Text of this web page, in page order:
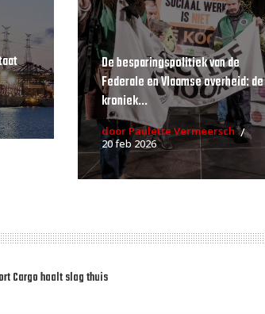
De besparingspolitiek van de
Federale en Vlaamse overheid: de
kroniek...
door Paulette Vermeersch
20 feb 2026
Cargo haalt slag thuis